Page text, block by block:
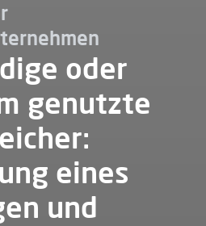
oder
genutzte
eines
und